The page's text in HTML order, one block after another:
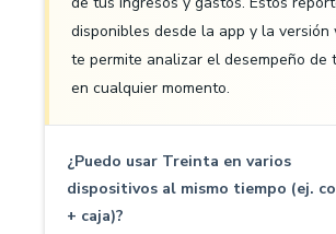
disponibles desde la app y la versión
te permite analizar el desempeño de
en cualquier momento.
¿Puedo usar Treinta en varios
dispositivos al mismo tiempo (ej.
+ caja)?